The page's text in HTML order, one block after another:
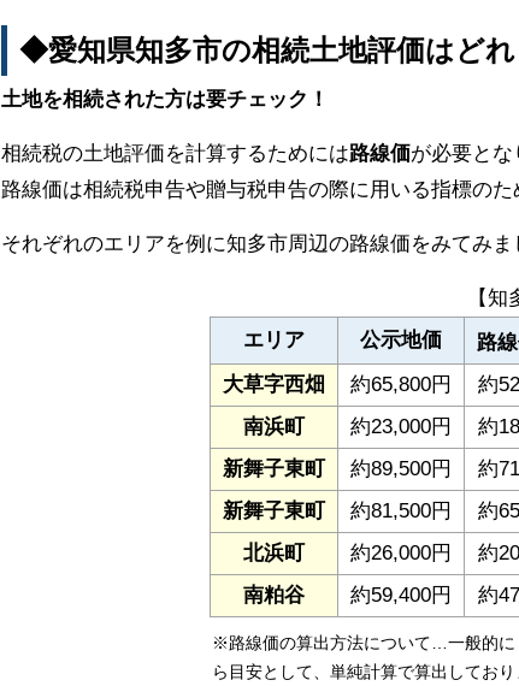
◆愛知県知多市の相続土地評価はど
土地を相続された方は要チェック！
相続税の土地評価を計算するためには路線価が必要とな
路線価は相続税申告や贈与税申告の際に用いる指標の
それぞれのエリアを例に知多市周辺の路線価をみてみま
【
エリア
公示地価 路
大草字西畑
約65,800円 約
南浜町
約23,000円 約
新舞子東町
約89,500円 約
新舞子東町
約81,500円 約
北浜町
約26,000円 約
南粕谷
約59,400円 約
※路線価の算出方法について…一般的に
ら目安として、単純計算で算出してお